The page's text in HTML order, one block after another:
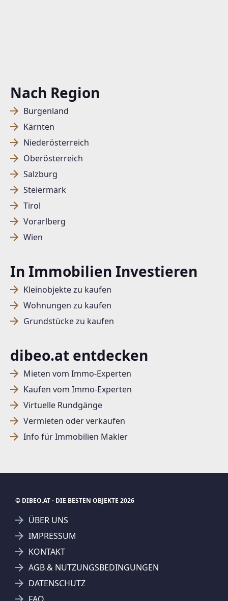
Nach Region
Burgenland
Kärnten
Niederösterreich
Oberösterreich
Salzburg
Steiermark
Tirol
Vorarlberg
Wien
In Immobilien Investieren
Kleinobjekte zu kaufen
Wohnungen zu kaufen
Grundstücke zu kaufen
dibeo.at entdecken
Mieten vom Immo-Experten
Kaufen vom Immo-Experten
Virtuelle Rundgänge
Vermieten oder verkaufen
Info für Immobilien Makler
SUCHAGENT ANLEGEN FÜR DIE
AKTUELLEN SUCHKRITERIEN
© DIBEO.AT - DIE BESTEN OBJEKTE 2026
ÜBER UNS
IMPRESSUM
KONTAKT
AGB & NUTZUNGSBEDINGUNGEN
DATENSCHUTZ